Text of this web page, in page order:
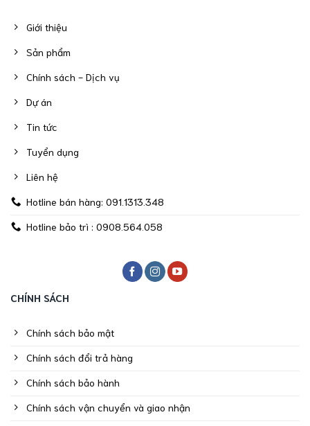
Giới thiệu
Sản phẩm
Chính sách - Dịch vụ
Dự án
Tin tức
Tuyển dụng
Liên hệ
Hotline bán hàng: 091.1313.348
Hotline bảo trì : 0908.564.058
CHÍNH SÁCH
Chính sách bảo mật
Chính sách đổi trả hàng
Chính sách bảo hành
Chính sách vận chuyển và giao nhận